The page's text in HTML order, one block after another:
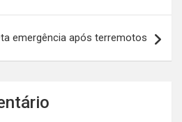
emergência após terremotos